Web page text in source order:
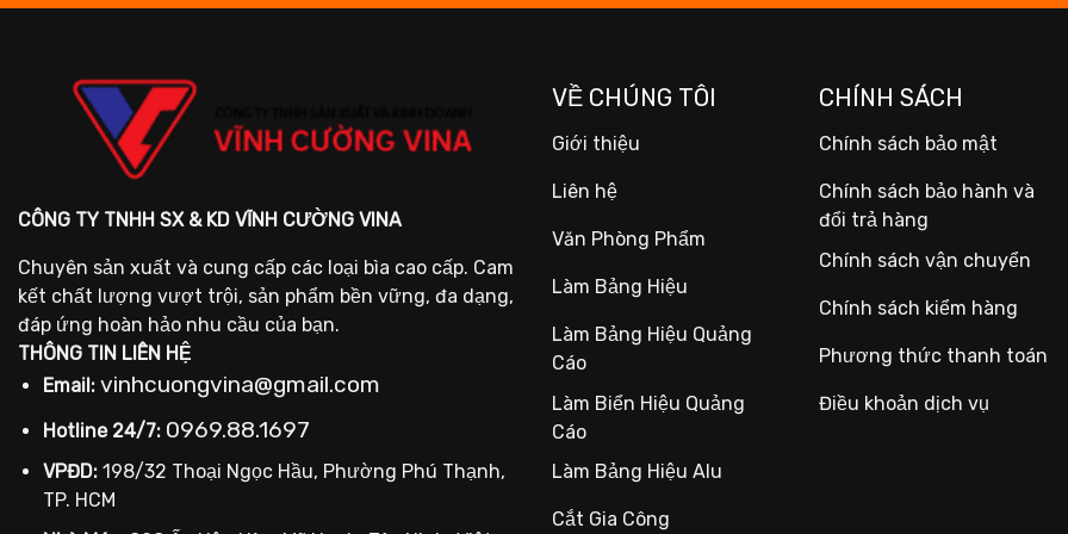
CÔNG TY TNHH SX & KD VĨNH CƯỜNG VINA
Chuyên sản xuất và cung cấp các loại bìa cao cấp. Cam
kết chất lượng vượt trội, sản phẩm bền vững, đa dạng,
đáp ứng hoàn hảo nhu cầu của bạn.
THÔNG TIN LIÊN HỆ
Email: vinhcuongvina@gmail.com
Hotline 24/7: 0969.88.1697
VPĐD: 198/32 Thoại Ngọc Hầu, Phường Phú Thạnh,
TP. HCM
VỀ CHÚNG TÔI
Giới thiệu
Liên hệ
Văn Phòng Phẩm
Làm Bảng Hiệu
Làm Bảng Hiệu Quảng
Cáo
Làm Biển Hiệu Quảng
Cáo
Làm Bảng Hiệu Alu
Cắt Gia Công
CHÍNH SÁCH
Chính sách bảo mật
Chính sách bảo hành và
đổi trả hàng
Chính sách vận chuyển
Chính sách kiểm hàng
Phương thức thanh toán
Điều khoản dịch vụ